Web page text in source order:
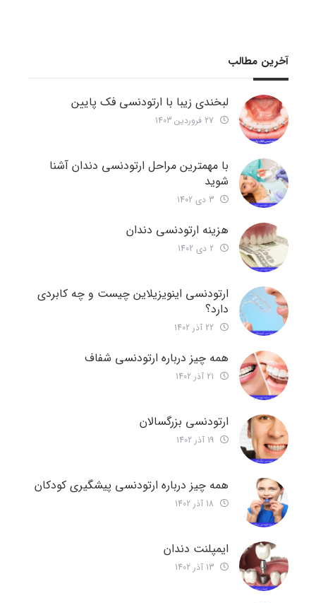
آخرین مطالب
لبخندی زیبا با ارتودنسی فک پایین
با مهمترین مراحل ارتودنسی دندان آشنا
شوید
هزینه ارتودنسی دندان
ارتودنسی اینویزیلاین چیست و چه کابردی
دارد؟
همه چیز درباره ارتودنسی شفاف
ارتودنسی بزرگسالان
همه چیز درباره ارتودنسی پیشگیری کودکان
ایمپلنت دندان